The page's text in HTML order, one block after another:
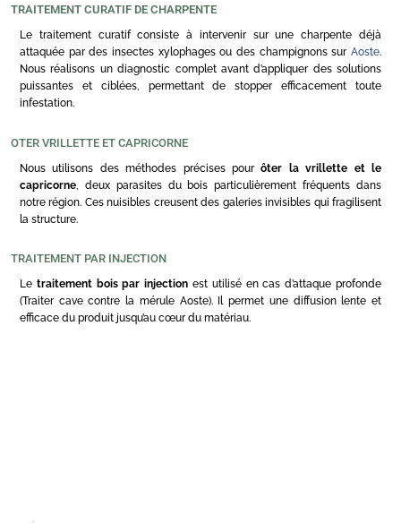
TRAITEMENT CURATIF DE CHARPENTE
Le traitement curatif consiste à intervenir sur une charpente déjà
attaquée par des insectes xylophages ou des champignons sur Aoste.
Nous réalisons un diagnostic complet avant d’appliquer des solutions
puissantes et ciblées, permettant de stopper efficacement toute
infestation.
OTER VRILLETTE ET CAPRICORNE
Nous utilisons des méthodes précises pourôter la vrillette et le
capricorne , deux parasites du bois particulièrement fréquents dans
notre région. Ces nuisibles creusent des galeries invisibles qui fragilisent
la structure.
TRAITEMENT PAR INJECTION
Le traitement bois par injection est utilisé en cas d’attaque profonde
(Traiter cave contre la mérule Aoste). Il permet une diffusion lente et
efficace du produit jusqu’au cœur du matériau.